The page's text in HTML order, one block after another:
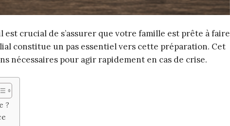
crucial de s’assurer que votre famille est prête à faire
constitue un pas essentiel vers cette préparation. Cet
nécessaires pour agir rapidement en cas de crise.
?